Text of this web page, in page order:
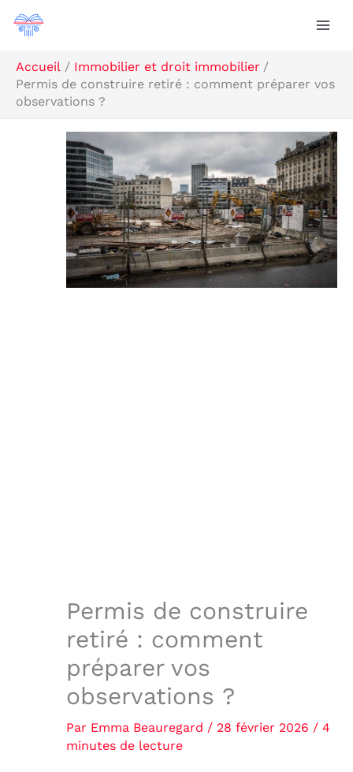
Aller
Accueil
Immobilier et droit immobilier
Permis de construire retiré : comment préparer vos
observations ?
Permis de construire
retiré : comment
préparer vos
observations ?
Par Emma Beauregard / 28 février 2026 / 4
minutes de lecture
R
e
c
h